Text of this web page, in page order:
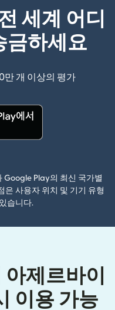
세계 어디
금하세요
만 개 이상의 평가
Play의 최신 국가별
은 사용자 위치 및 기기 유형
습니다.
제르바이
이용 가능